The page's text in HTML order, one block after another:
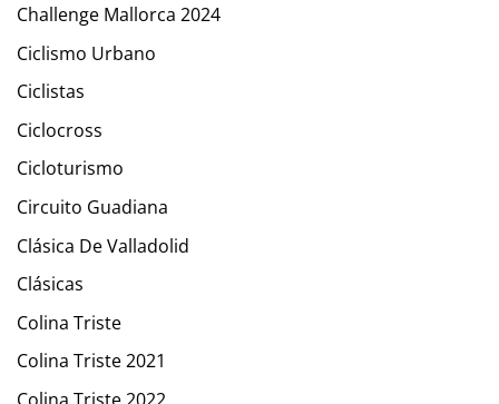
Challenge Mallorca 2024
Ciclismo Urbano
Ciclistas
Ciclocross
Cicloturismo
Circuito Guadiana
Clásica De Valladolid
Clásicas
Colina Triste
Colina Triste 2021